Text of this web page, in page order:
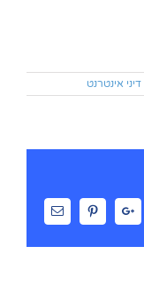
דיני אינטרנט
Google+
Pinterest
Email